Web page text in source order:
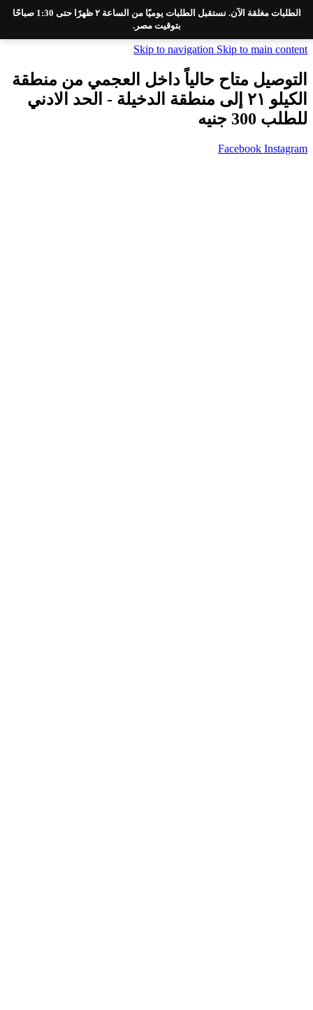
Skip to navigation Skip to main content
التوصيل متاح حالياً داخل العجمي من منطقة
الكيلو ٢١ إلى منطقة الدخيلة - الحد الادني
للطلب 300 جنيه
Facebook Instagram
الطلبات مغلقة الآن. نستقبل الطلبات يوميًا من الساعة ٢ ظهرًا حتى 1:30 صباحًا
بتوقيت مصر.